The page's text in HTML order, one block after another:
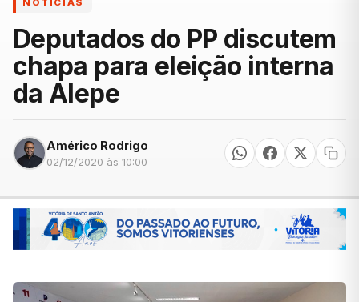
NOTÍCIAS
Deputados do PP discutem
chapa para eleição interna
da Alepe
Américo Rodrigo
02/12/2020 às 10:00